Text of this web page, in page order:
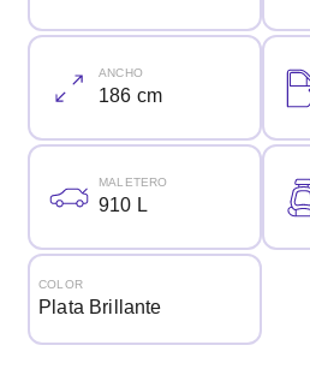
ANCHO
186 cm
MALETERO
910 L
COLOR
Plata Brillante